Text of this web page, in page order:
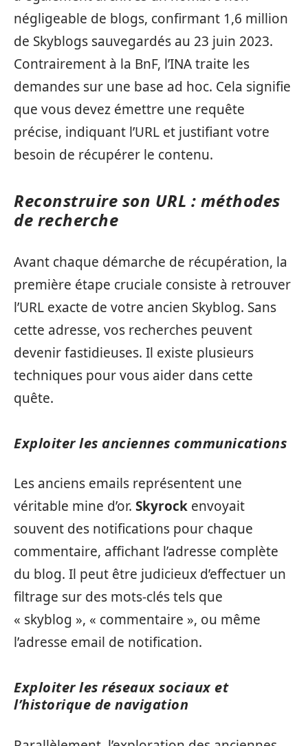
négligeable de blogs, confirmant 1,6 million
de Skyblogs sauvegardés au 23 juin 2023.
Contrairement à la BnF, l’INA traite les
demandes sur une base ad hoc. Cela signifie
que vous devez émettre une requête
précise, indiquant l’URL et justifiant votre
besoin de récupérer le contenu.
Reconstruire son URL : méthodes
de recherche
Avant chaque démarche de récupération, la
première étape cruciale consiste à retrouver
l’URL exacte de votre ancien Skyblog. Sans
cette adresse, vos recherches peuvent
devenir fastidieuses. Il existe plusieurs
techniques pour vous aider dans cette
quête.
Exploiter les anciennes communications
Les anciens emails représentent une
véritable mine d’or. Skyrock envoyait
souvent des notifications pour chaque
commentaire, affichant l’adresse complète
du blog. Il peut être judicieux d’effectuer un
filtrage sur des mots-clés tels que
« skyblog », « commentaire », ou même
l’adresse email de notification.
Exploiter les réseaux sociaux et
l’historique de navigation